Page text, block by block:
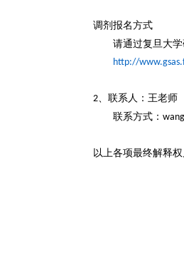
调剂报名方式
请通过复旦大
http://
2、 联系人：王老师
联系方式：
以上各项最终解释